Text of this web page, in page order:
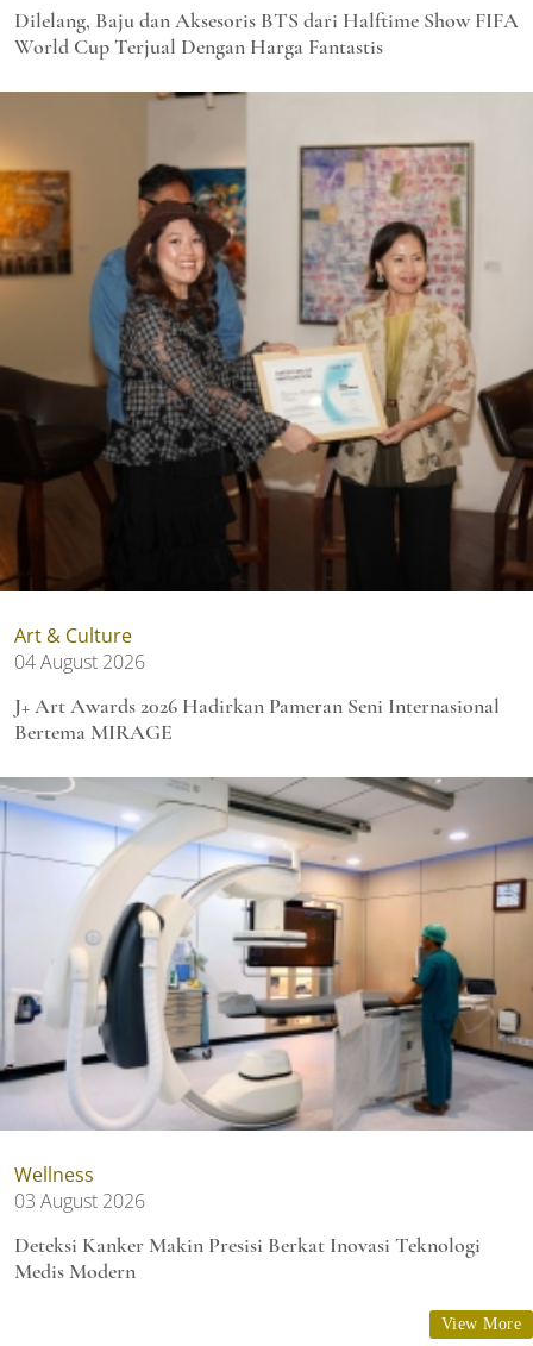
Dilelang, Baju dan Aksesoris BTS dari Halftime Show FIFA
World Cup Terjual Dengan Harga Fantastis
Art & Culture
04 August 2026
J+ Art Awards 2026 Hadirkan Pameran Seni Internasional
Bertema MIRAGE
Wellness
03 August 2026
Deteksi Kanker Makin Presisi Berkat Inovasi Teknologi
Medis Modern
View More